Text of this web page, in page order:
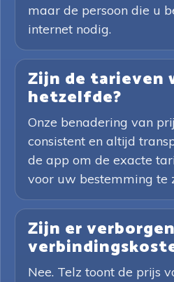
maar de persoon die u
internet nodig.
Zijn de tarieven
hetzelfde?
Onze benadering van
consistent en altijd
de app om de exacte
voor uw bestemming te
Zijn er
Nee. Telz toont de prijs